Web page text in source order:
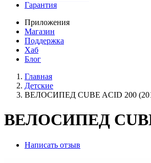
Гарантия
Приложения
Магазин
Поддержка
Хаб
Блог
Главная
Детские
ВЕЛОСИПЕД CUBE ACID 200
ВЕЛОСИПЕД
Написать отзыв